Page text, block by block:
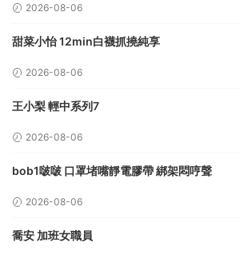
2026-08-06
甜菜小怡 12min白襪抓撓純享
2026-08-06
王小梨 輕中系列7
2026-08-06
bob1啵啵 口罩堵嘴靜電膠帶 綁架悶哼聲
2026-08-06
喬安 加班女職員